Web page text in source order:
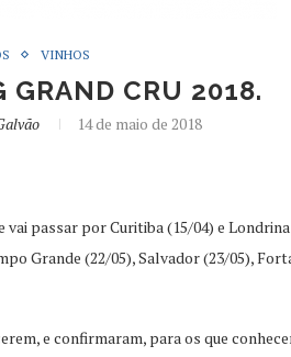
VINHOS
GRAND CRU 2018.
14 de maio de 2018
passar por Curitiba (15/04) e
Grande (22/05), Salvador (23/05),
e confirmaram, para os que